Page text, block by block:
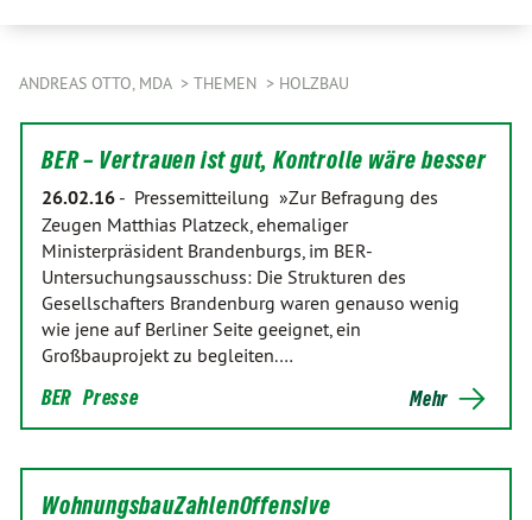
ANDREAS OTTO, MDA THEMEN HOLZBAU
BER – Vertrauen ist gut, Kontrolle wäre besser
26.02.16 - Pressemitteilung »Zur Befragung des
Zeugen Matthias Platzeck, ehemaliger
Ministerpräsident Brandenburgs, im BER-
Untersuchungsausschuss: Die Strukturen des
Gesellschafters Brandenburg waren genauso wenig
wie jene auf Berliner Seite geeignet, ein
Großbauprojekt zu begleiten.…
BER Presse Mehr
WohnungsbauZahlenOffensive